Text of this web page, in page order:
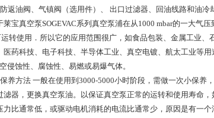
返油阀、气镇阀（选用件）、 出口过滤器、回油线路和油冷
宝真空泵SOGEVAC系列真空泵浦在从1000 mbar的一大气压
转使用．所以它的应用范围很广，如食品包装、金属工业、
药科技、电子科技、半导体工业、真空电镀、航太工业等用
侵蚀性、腐蚀性、易燃或易爆气体。
养方法 一般在使用到3000-5000小时阶段，需做一次小保养
器，更换真空泵油。以保证真空泵正常的运转和使用寿命，
比通常低，或驱动电机消耗的电流比通常少，原因是有一个